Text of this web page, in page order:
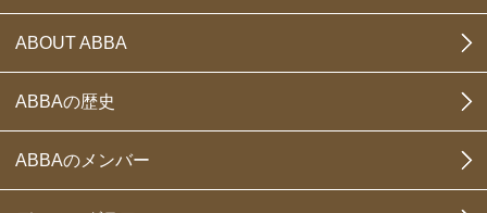
ABOUT ABBA
ABBAの歴史
ABBAのメンバー